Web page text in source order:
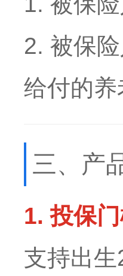
2. 被保
给付的
三、产
1. 投保
支持出